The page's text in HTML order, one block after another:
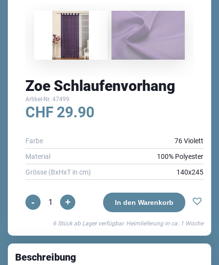
Zoe Schlaufenvorhang
Artikel-Nr. 47499
CHF 29.90
Farbe
76 Violett
Material
100% Polyester
Grösse (BxHxT in cm)
140x245
-
Zoe
Menge
+ In den Warenkorb
6 Stück ab Lager verfügbar. Heimlieferung in ca. 1 Woche
Beschreibung